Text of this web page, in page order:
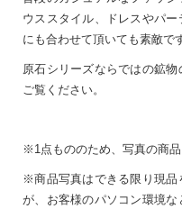
ウススタイル、ドレスやパ
にも合わせて頂いても素敵で
原石シリーズならではの鉱
ご覧ください。
※1点もののため、写真の商品
※商品写真はできる限り現品
が、お客様のパソコン環境